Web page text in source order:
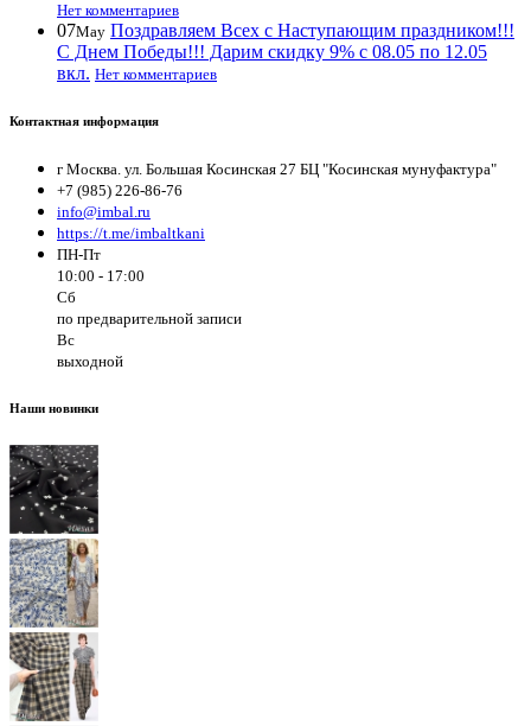
Нет комментариев
07May Поздравляем Всех с Наступающим праздником!!!
С Днем Победы!!! Дарим скидку 9% с 08.05 по 12.05
вкл. Нет комментариев
Контактная информация
г Москва. ул. Большая Косинская 27 БЦ "Косинская мунуфактура"
+7 (985) 226-86-76
info@imbal.ru
https://t.me/imbaltkani
ПН-Пт
10:00 - 17:00
Сб
по предварительной записи
Вс
выходной
Наши новинки